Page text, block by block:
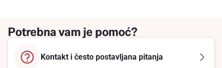
Potrebna vam je pomoć?
Kontakt i često postavljana pitanja